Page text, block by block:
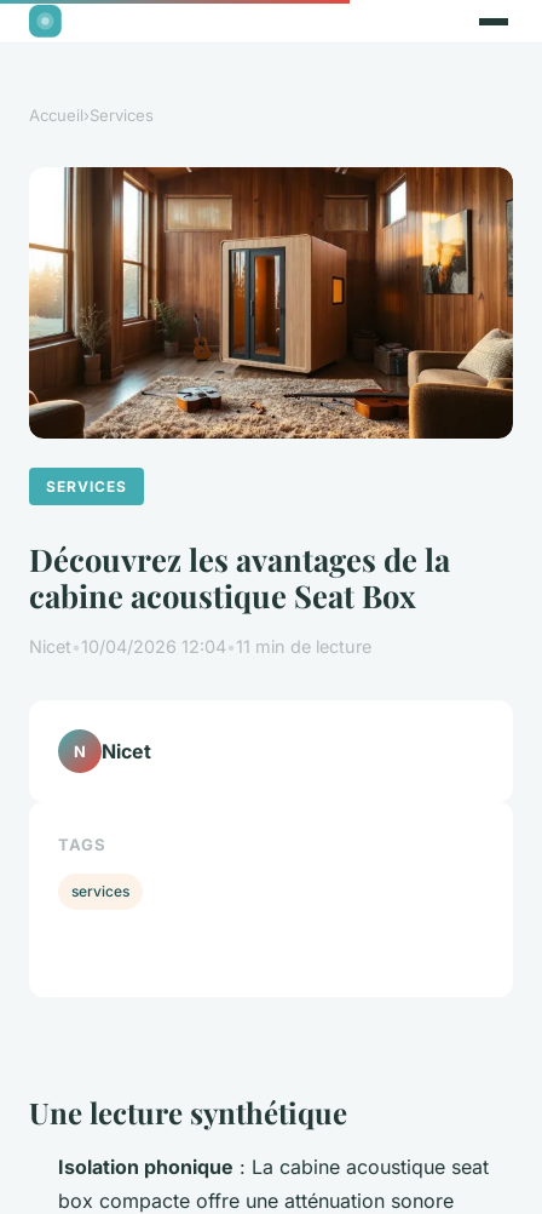
Accueil›Services
SERVICES
Découvrez les avantages de la
cabine acoustique Seat Box
Nicet•10/04/2026 12:04•11 min de lecture
Une lecture synthétique
Isolation phonique : La cabine acoustique seat
box compacte offre une atténuation sonore
N Nicet
TAGS
services